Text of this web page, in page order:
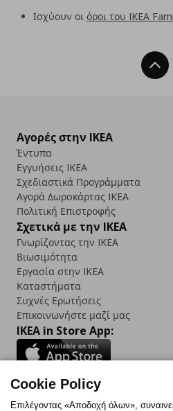
Ισχύουν οι όροι του IKEA
Αγορές στην IKEA
Έντυπα
Εγγυήσεις IKEA
Σχεδιαστικά Προγράμματα
Αγορά Δωρoκάρτας IKEA
Πολιτική Επιστροφής
Σχετικά με την IKEA
Γνωρίζοντας την IKEA
Βιωσιμότητα
Εργασία στην IKEA
Καταστήματα
Συχνές Ερωτήσεις
Επικοινωνήστε μαζί μας
IKEA in Store App:
Follow us:
Cookie Policy
Επιλέγοντας «Αποδοχή όλων»,